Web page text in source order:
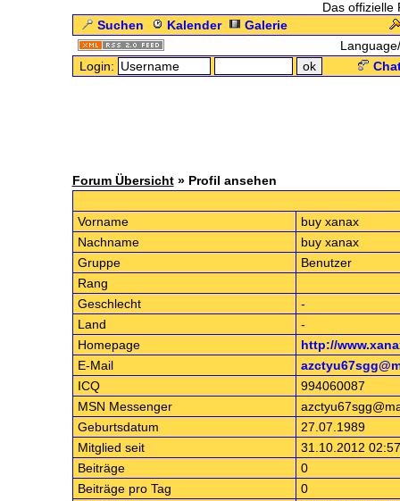
Das offizielle
Suchen
Kalender
Galerie
Login:
Forum Übersicht» Profil ansehen
Vorname
buy xanax
Nachname
buy xanax
Gruppe
Benutzer
Rang
Geschlecht
-
Land
-
Homepage
http://
E-Mail
ICQ
994060087
MSN Messenger
Geburtsdatum
27.07.1989
Mitglied seit
31.10.2012
Beiträge
0
Beiträge pro Tag
0